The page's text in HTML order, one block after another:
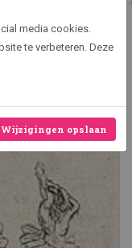
media cookies.
te verbeteren. Deze
Wijzigingen opslaan